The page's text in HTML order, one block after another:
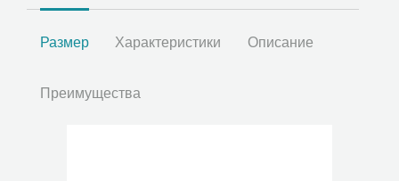
Размер Характеристики Описание
Преимущества